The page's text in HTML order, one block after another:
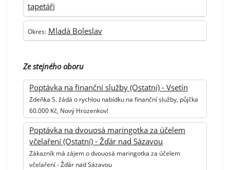
tapetáři
Okres: Mladá Boleslav
Ze stejného oboru
Poptávka na finanční služby (Ostatní) - Vsetín
Zdeňka S. žádá o rychlou nabídku na finanční služby, půjčka
60.000 Kč, Nový Hrozenkov!
Poptávka na dvouosá maringotka za účelem
včelaření (Ostatní) - Žďár nad Sázavou
Zákazník má zájem o dvouosá maringotka za účelem
včelaření - Žďár nad Sázavou